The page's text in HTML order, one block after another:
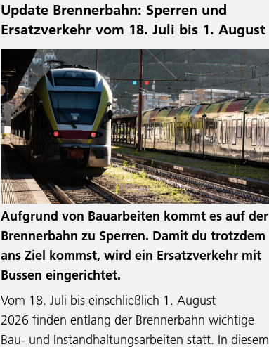
Update Brennerbahn: Sperren und
Ersatzverkehr vom 18. Juli bis 1. August
Aufgrund von Bauarbeiten kommt es auf der
Brennerbahn zu Sperren. Damit du trotzdem
ans Ziel kommst, wird ein Ersatzverkehr mit
Bussen eingerichtet.
Vom 18. Juli bis einschließlich 1. August
2026 finden entlang der Brennerbahn wichtige
Bau- und Instandhaltungsarbeiten statt. In diesem